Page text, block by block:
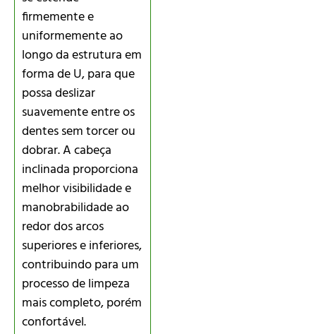
firmemente e
uniformemente ao
longo da estrutura em
forma de U, para que
possa deslizar
suavemente entre os
dentes sem torcer ou
dobrar. A cabeça
inclinada proporciona
melhor visibilidade e
manobrabilidade ao
redor dos arcos
superiores e inferiores,
contribuindo para um
processo de limpeza
mais completo, porém
confortável.